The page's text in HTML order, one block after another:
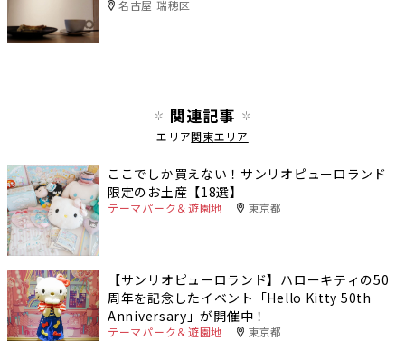
名古屋 瑞穂区
関連記事
エリア関東エリア
ここでしか買えない！サンリオピューロランド
限定のお土産【18選】
テーマパーク＆遊園地 東京都
【サンリオピューロランド】ハローキティの50
周年を記念したイベント「Hello Kitty 50th
Anniversary」が開催中！
テーマパーク＆遊園地 東京都